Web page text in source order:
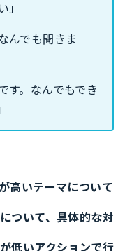
んでも聞きま
す。なんでもでき
高いテーマについて
ついて、具体的な対
低いアクションで行